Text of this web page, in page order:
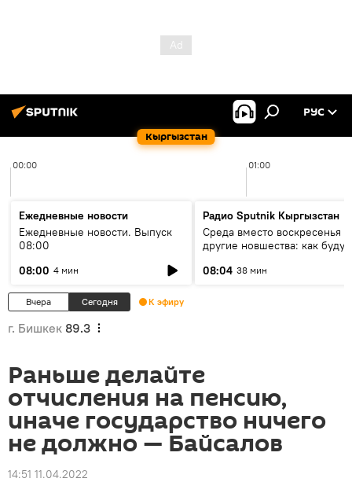
Кыргызстан
РУС
00:00 01:00
Ежедневные новости
Ежедневные новости. Выпуск
08:00
08:00 4 мин
Радио Sputnik Кыргызстан
Среда вместо воскресенья и
другие новшества: как будут
08:04 38 мин
Вчера Сегодня К эфиру
г. Бишкек 89.3
Раньше делайте
отчисления на пенсию,
иначе государство ничего
не должно — Байсалов
14:51 11.04.2022